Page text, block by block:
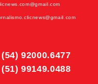
(54) 92000.6477
(51) 99149.0488